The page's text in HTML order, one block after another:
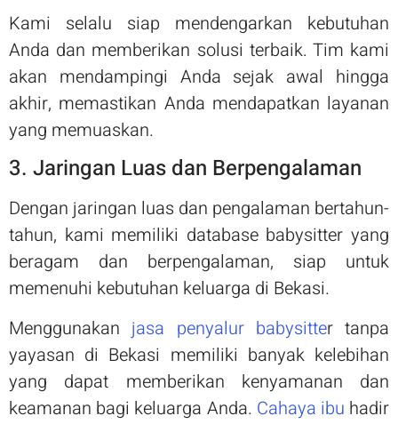
Kami selalu siap mendengarkan kebutuhan
Anda dan memberikan solusi terbaik. Tim kami
akan mendampingi Anda sejak awal hingga
akhir, memastikan Anda mendapatkan layanan
yang memuaskan.
3. Jaringan Luas dan Berpengalaman
Dengan jaringan luas dan pengalaman bertahun-
tahun, kami memiliki database babysitter yang
beragam dan berpengalaman, siap untuk
memenuhi kebutuhan keluarga di Bekasi.
Menggunakan jasa penyalur babysitter tanpa
yayasan di Bekasi memiliki banyak kelebihan
yang dapat memberikan kenyamanan dan
keamanan bagi keluarga Anda. Cahaya ibu hadir